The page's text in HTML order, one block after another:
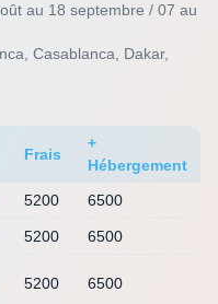
au 18 septembre / 07 au
Casablanca, Dakar,
Frais
+
Hébergement
5200 6500
5200 6500
5200 6500